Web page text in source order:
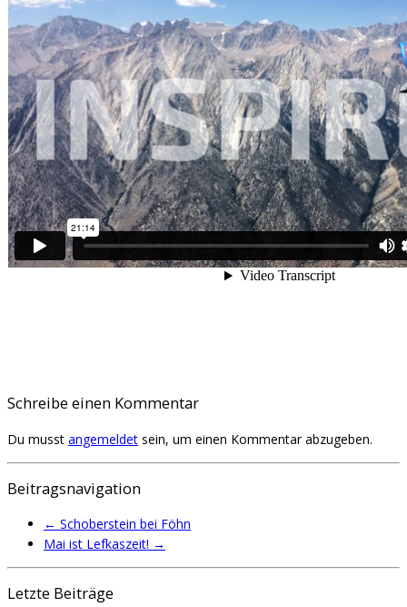
Schreibe einen Kommentar
Du musst angemeldet sein, um einen Kommentar abzugeben.
Beitragsnavigation
← Schoberstein bei Föhn
Mai ist Lefkaszeit! →
Letzte Beiträge